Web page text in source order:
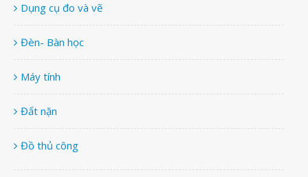
Dụng cụ đo và vẽ
Đèn- Bàn học
Máy tính
Đất nặn
Đồ thủ công